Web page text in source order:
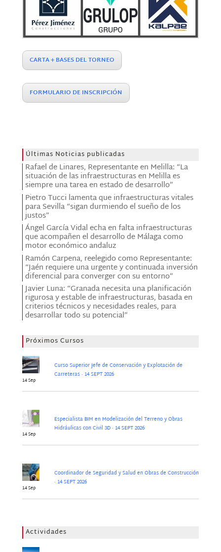
CARTA + BASES DEL TORNEO
FORMULARIO DE INSCRIPCIÓN
Últimas Noticias publicadas
Rafael de Linares, Representante en Melilla: “La
situación de las infraestructuras en Melilla es
siempre una tarea en estado de desarrollo”
Pietro Tucci lamenta que infraestructuras vitales
para Sevilla “sigan durmiendo el sueño de los
justos”
Ángel García Vidal echa en falta infraestructuras
que acompañen el desarrollo de Málaga como
motor económico andaluz
Ramón Carpena, reelegido como Representante:
“Jaén requiere una urgente y continuada inversión
diferencial para converger con su entorno”
Javier Luna: “Granada necesita una planificación
rigurosa y estable de infraestructuras, basada en
criterios técnicos y necesidades reales, para
desarrollar todo su potencial”
Próximos Cursos
14 Sep
Curso Superior Jefe de Conservación y Explotación de
Carreteras · 14 SEPT 2026
14 Sep
Especialista BIM en Modelización del Terreno y Obras
Hidráulicas con Civil 3D · 14 SEPT 2026
14 Sep
Coordinador de Seguridad y Salud en Obras de Construcción
· 14 SEPT 2026
Actividades